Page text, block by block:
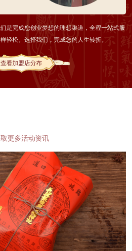
是完成您创业梦想的理想渠道，全程一站式服
轻松。选择我们，完成您的人生转折。
查看加盟店分布
更多活动资讯